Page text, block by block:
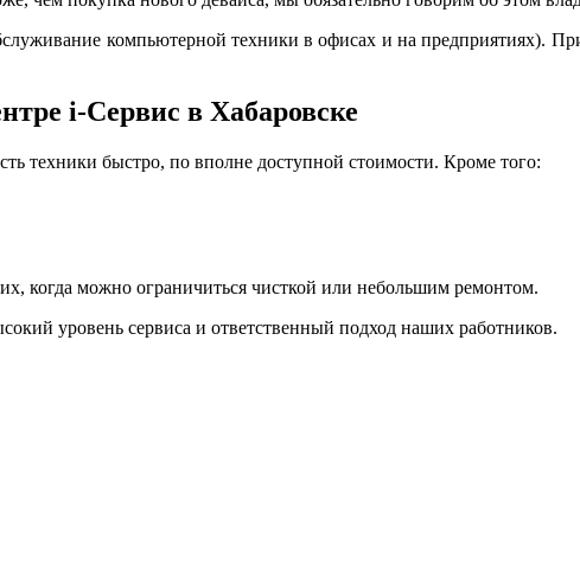
компьютерной техники в офисах и на предприятиях).
i-Сервис в Хабаровске
техники быстро, по вполне доступной стоимости. Кроме того:
когда можно ограничиться чисткой или небольшим ремонтом.
уровень сервиса и ответственный подход наших работников.